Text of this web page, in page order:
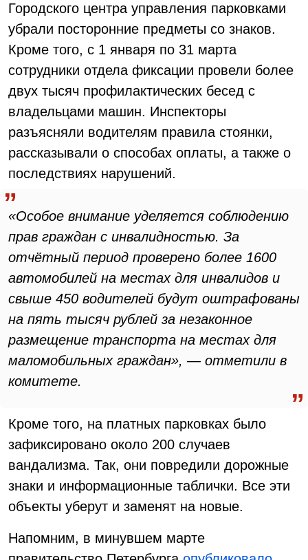
Городского центра управления парковками
убрали посторонние предметы со знаков.
Кроме того, с 1 января по 31 марта
сотрудники отдела фиксации провели более
двух тысяч профилактических бесед с
владельцами машин. Инспекторы
разъясняли водителям правила стоянки,
рассказывали о способах оплаты, а также о
последствиях нарушений.
«Особое внимание уделяется соблюдению
прав граждан с инвалидностью. За
отчётный период проверено более 1600
автомобилей на местах для инвалидов и
свыше 450 водителей будут оштрафованы
на пять тысяч рублей за незаконное
размещение транспорта на местах для
маломобильных граждан», — отметили в
комитете.
Кроме того, на платных парковках было
зафиксировано около 200 случаев
вандализма. Так, они повредили дорожные
знаки и информационные таблички. Все эти
объекты уберут и заменят на новые.
Напомним, в минувшем марте